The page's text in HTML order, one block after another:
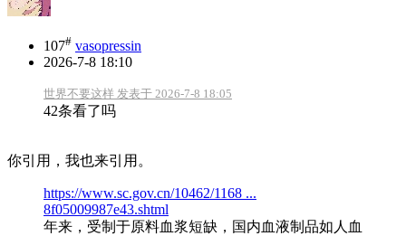
107# vasopressin
2026-7-8 18:10
世界不要这样 发表于 2026-7-8 18:05
42条看了吗
你引用，我也来引用。
https://www.sc.gov.cn/10462/1168 ...
8f05009987e43.shtml
年来，受制于原料血浆短缺，国内血液制品如人血